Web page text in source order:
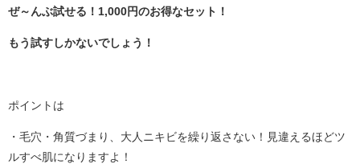
ぜ～んぶ試せる！1,000円のお得なセット！
もう試すしかないでしょう！
ポイントは
・毛穴・角質づまり、大人ニキビを繰り返さない！見違えるほどツ
ルすべ肌になりますよ！